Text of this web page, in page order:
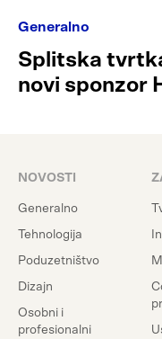
Generalno
Splitska
novi sponzor
NOVOSTI
Generalno
Tehnologija
Poduzetništvo
Dizajn
Osobni i
profesionalni